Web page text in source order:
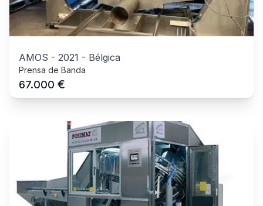
AMOS - 2021 - Bélgica
Prensa de Banda
67.000 €